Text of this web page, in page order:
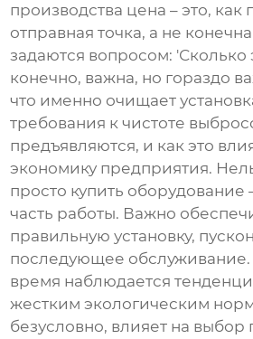
производства цена – это, как
отправная точка, а не
задаются вопросом: 'Сколько
конечно, важна, но гораздо
что именно очищает
требования к чистоте
предъявляются, и как это
экономику предприятия.
просто купить оборудование
часть работы. Важно
правильную установку,
последующее
время наблюдается
жестким экологическим
безусловно, влияет на выбор